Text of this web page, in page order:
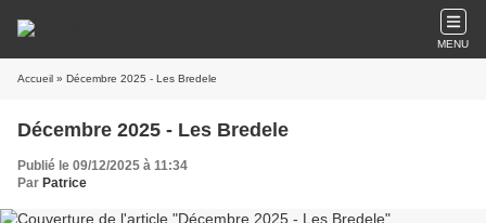
MENU
Accueil » Décembre 2025 - Les Bredele
Décembre 2025 - Les Bredele
Publié le 09/12/2025 à 11:34
Par Patrice